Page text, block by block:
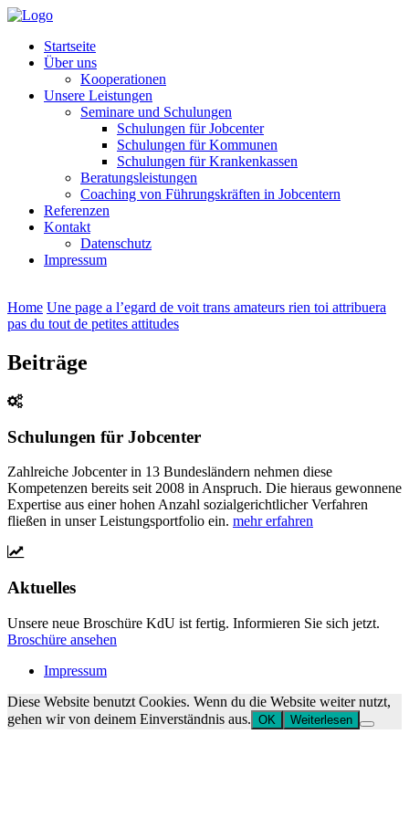
Startseite
Über uns
Kooperationen
Unsere Leistungen
Seminare und Schulungen
Schulungen für Jobcenter
Schulungen für Kommunen
Schulungen für Krankenkassen
Beratungsleistungen
Coaching von Führungskräften in Jobcentern
Referenzen
Kontakt
Datenschutz
Impressum
Home Une page a l’egard de voit trans amateurs rien toi attribuera
pas du tout de petites attitudes
Beiträge
Schulungen für Jobcenter
Zahlreiche Jobcenter in 13 Bundesländern nehmen diese
Kompetenzen bereits seit 2008 in Anspruch. Die hieraus gewonnene
Expertise aus einer hohen Anzahl sozialgerichtlicher Verfahren
fließen in unser Leistungsportfolio ein. mehr erfahren
Aktuelles
Unsere neue Broschüre KdU ist fertig. Informieren Sie sich jetzt.
Broschüre ansehen
Impressum
Diese Website benutzt Cookies. Wenn du die Website weiter nutzt,
gehen wir von deinem Einverständnis aus. OK Weiterlesen